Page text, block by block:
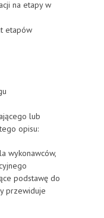
na etapy w
etapów
lub
opisu:
wykonawców,
podstawę do
przewiduje